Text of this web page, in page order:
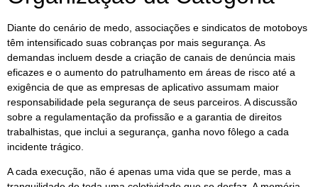
Diante do cenário de medo, associações e sindicatos de motoboys
têm intensificado suas cobranças por mais segurança. As
demandas incluem desde a criação de canais de denúncia mais
eficazes e o aumento do patrulhamento em áreas de risco até a
exigência de que as empresas de aplicativo assumam maior
responsabilidade pela segurança de seus parceiros. A discussão
sobre a regulamentação da profissão e a garantia de direitos
trabalhistas, que inclui a segurança, ganha novo fôlego a cada
incidente trágico.
A cada execução, não é apenas uma vida que se perde, mas a